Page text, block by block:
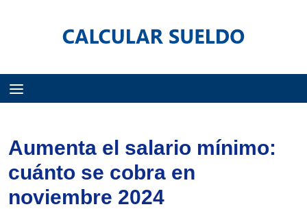
Aumenta el salario mínimo:
cuánto se cobra en
noviembre 2024